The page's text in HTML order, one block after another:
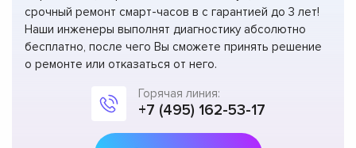
срочный ремонт смарт-часов в с гарантией до 3 лет!
Наши инженеры выполнят диагностику абсолютно
бесплатно, после чего Вы сможете принять решение
о ремонте или отказаться от него.
Горячая линия:
+7 (495) 162-53-17